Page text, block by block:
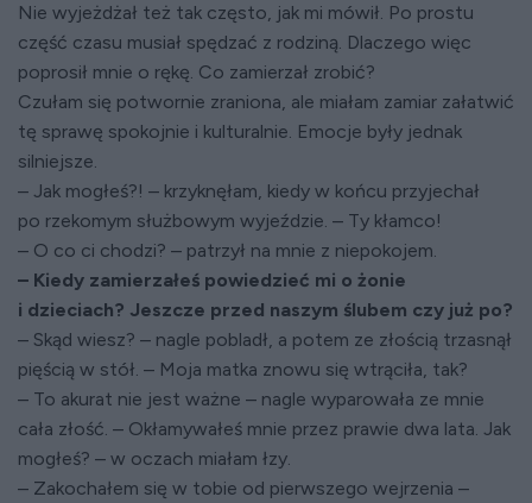
Nie wyjeżdżał też tak często, jak mi mówił. Po prostu
część czasu musiał spędzać z rodziną. Dlaczego więc
poprosił mnie o rękę. Co zamierzał zrobić?
Czułam się potwornie zraniona, ale miałam zamiar załatwić
tę sprawę spokojnie i kulturalnie. Emocje były jednak
silniejsze.
– Jak mogłeś?! – krzyknęłam, kiedy w końcu przyjechał
po rzekomym służbowym wyjeździe. – Ty kłamco!
– O co ci chodzi? – patrzył na mnie z niepokojem.
– Kiedy zamierzałeś powiedzieć mi o żonie
i dzieciach? Jeszcze przed naszym ślubem czy już po?
– Skąd wiesz? – nagle pobladł, a potem ze złością trzasnął
pięścią w stół. – Moja matka znowu się wtrąciła, tak?
– To akurat nie jest ważne – nagle wyparowała ze mnie
cała złość. – Okłamywałeś mnie przez prawie dwa lata. Jak
mogłeś? – w oczach miałam łzy.
– Zakochałem się w tobie od pierwszego wejrzenia –